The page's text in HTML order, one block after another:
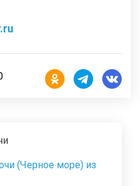
(Черное море) из